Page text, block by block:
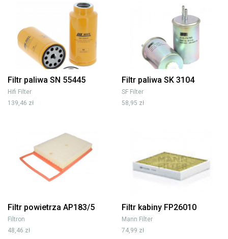
Filtr paliwa SN 55445
Hifi Filter
139,46 zł
Filtr paliwa SK 3104
SF Filter
58,95 zł
Filtr powietrza AP183/5
Filtron
48,46 zł
Filtr kabiny FP26010
Mann Filter
74,99 zł